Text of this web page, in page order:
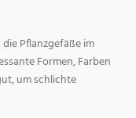
Pflanzgefäße im
Formen, Farben
um schlichte